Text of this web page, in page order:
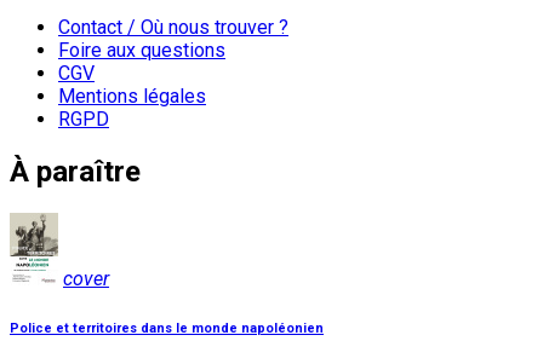
Contact / Où nous trouver ?
Foire aux questions
CGV
Mentions légales
RGPD
À paraître
cover
Police et territoires dans le monde napoléonien